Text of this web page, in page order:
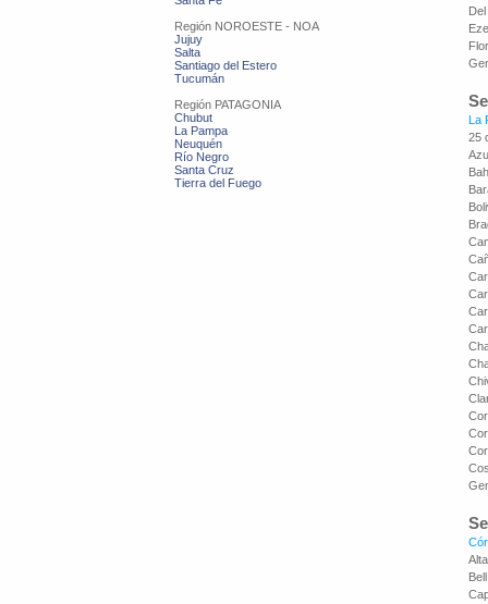
Región NOROESTE - NOA
Jujuy
Salta
Santiago del Estero
Tucumán
Región PATAGONIA
Chubut
La Pampa
Neuquén
Río Negro
Santa Cruz
Tierra del Fuego
La
25